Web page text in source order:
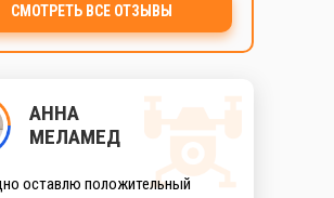
Мира, 3
Посмотреть маршрут →
Посмотреть маршрут →
АННА
МЕЛАМЕД
оставлю положительный
СМОТРЕТЬ ВСЕ ОТЗЫВЫ